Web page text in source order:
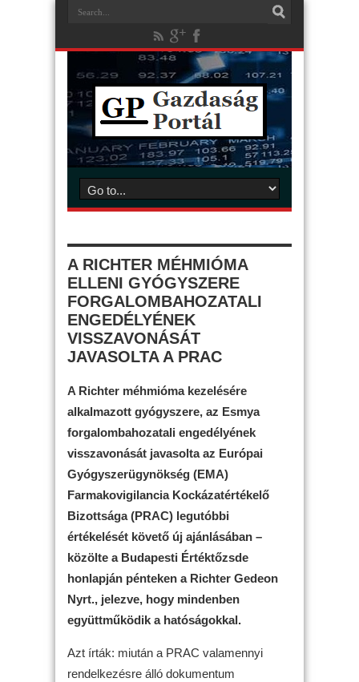
A RICHTER MÉHMIÓMA
ELLENI GYÓGYSZERE
FORGALOMBAHOZATALI
ENGEDÉLYÉNEK
VISSZAVONÁSÁT
JAVASOLTA A PRAC
A Richter méhmióma kezelésére
alkalmazott gyógyszere, az Esmya
forgalombahozatali engedélyének
visszavonását javasolta az Európai
Gyógyszerügynökség (EMA)
Farmakovigilancia Kockázatértékelő
Bizottsága (PRAC) legutóbbi
értékelését követő új ajánlásában –
közölte a Budapesti Értéktőzsde
honlapján pénteken a Richter Gedeon
Nyrt., jelezve, hogy mindenben
együttműködik a hatóságokkal.
Azt írták: miután a PRAC valamennyi
rendelkezésre álló dokumentum